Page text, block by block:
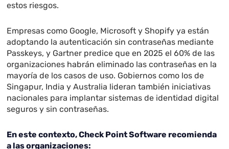
estos riesgos.
Empresas como Google, Microsoft y Shopify ya están
adoptando la autenticación sin contraseñas mediante
Passkeys, y Gartner predice que en 2025 el 60% de las
organizaciones habrán eliminado las contraseñas en la
mayoría de los casos de uso. Gobiernos como los de
Singapur, India y Australia lideran también iniciativas
nacionales para implantar sistemas de identidad digital
seguros y sin contraseñas.
En este contexto, Check Point Software recomienda
a las organizaciones: